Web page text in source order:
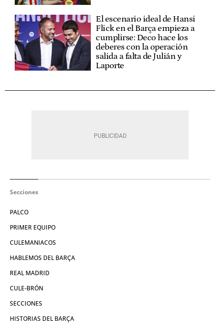
El escenario ideal de Hansi
Flick en el Barça empieza a
cumplirse: Deco hace los
deberes con la operación
salida a falta de Julián y
Laporte
Secciones
PALCO
PRIMER EQUIPO
CULEMANIACOS
HABLEMOS DEL BARÇA
REAL MADRID
CULE-BRÓN
SECCIONES
HISTORIAS DEL BARÇA